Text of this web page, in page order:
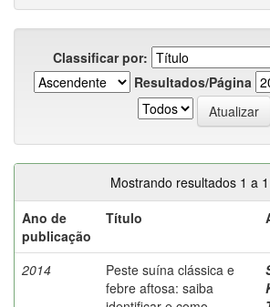
Classificar por:
Resultados/Página
Mostrando resultados 1 a
Ano de
publicação
Título
2014
Peste suína clássica e
febre aftosa: saiba